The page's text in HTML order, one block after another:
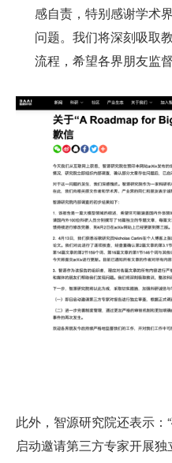
感自责，特别感谢学术
问题。我们将深刻吸取
流程，希望各界朋友监督
此外，智源研究院还表示
启动邀请第三方专家开展